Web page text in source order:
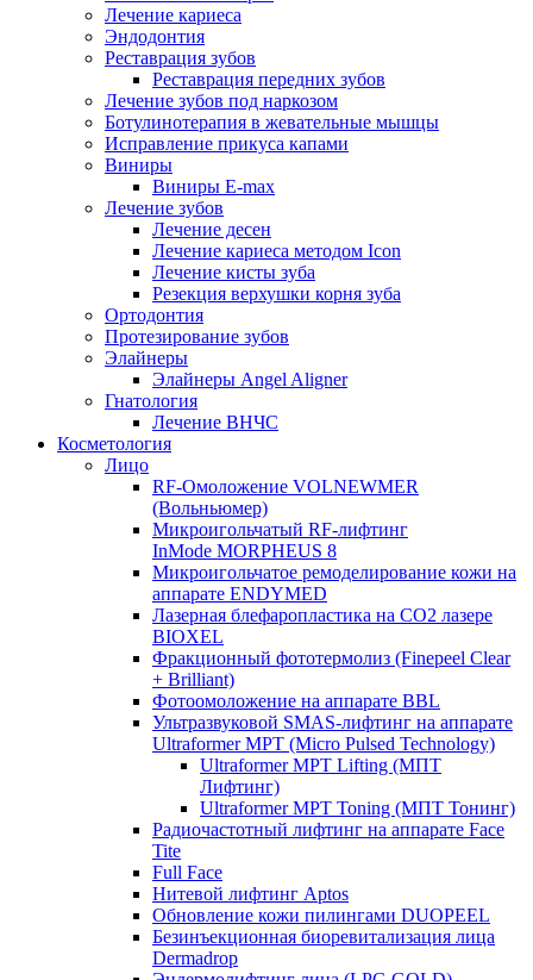
Лечение кариеса
Эндодонтия
Реставрация зубов
Реставрация передних зубов
Лечение зубов под наркозом
Ботулинотерапия в жевательные мышцы
Исправление прикуса капами
Виниры
Виниры E-max
Лечение зубов
Лечение десен
Лечение кариеса методом Icon
Лечение кисты зуба
Резекция верхушки корня зуба
Ортодонтия
Протезирование зубов
Элайнеры
Элайнеры Angel Aligner
Гнатология
Лечение ВНЧС
Косметология
Лицо
RF-Омоложение VOLNEWMER
(Вольньюмер)
Микроигольчатый RF-лифтинг
InMode MORPHEUS 8
Микроигольчатое ремоделирование кожи на
аппарате ENDYMED
Лазерная блефаропластика на CO2 лазере
BIOXEL
Фракционный фототермолиз (Finepeel Clear
+ Brilliant)
Фотоомоложение на аппарате BBL
Ультразвуковой SMAS-лифтинг на аппарате
Ultraformer MPT (Micro Pulsed Technology)
Ultraformer MPT Lifting (МПТ
Лифтинг)
Ultraformer MPT Toning (МПТ Тонинг)
Радиочастотный лифтинг на аппарате Face
Tite
Full Face
Нитевой лифтинг Aptos
Обновление кожи пилингами DUOPEEL
Безинъекционная биоревитализация лица
Dermadrop